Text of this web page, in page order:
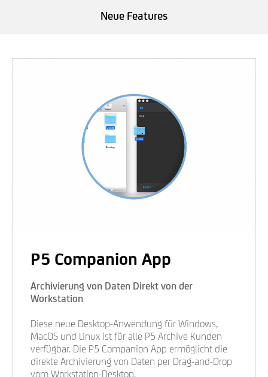
Neue Features
P5 Companion App
Archivierung von Daten Direkt von der
Workstation
Diese neue Desktop-Anwendung für Windows,
MacOS und Linux ist für alle P5 Archive Kunden
verfügbar. Die P5 Companion App ermöglicht die
direkte Archivierung von Daten per Drag-and-Drop
vom Workstation-Desktop.